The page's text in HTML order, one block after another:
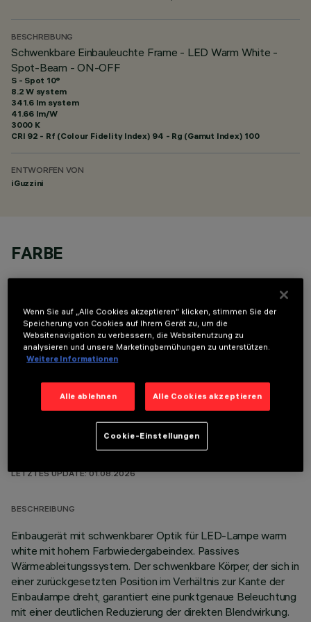
BESCHREIBUNG
Schwenkbare Einbauleuchte Frame - LED Warm White -
Spot-Beam - ON-OFF
S - Spot 10°
8.2 W system
341.6 lm system
41.66 lm/W
3000 K
CRI 92 - Rf (Colour Fidelity Index) 94 - Rg (Gamut Index) 100
ENTWORFEN VON
iGuzzini
FARBE
OPTIONALE KOMPONENTEN
TECHNISCHE DATEN
LETZTES UPDATE: 01.08.2026
BESCHREIBUNG
Einbaugerät mit schwenkbarer Optik für LED-Lampe warm
white mit hohem Farbwiedergabeindex. Passives
Wärmeableitungssystem. Der schwenkbare Körper, der sich in
einer zurückgesetzten Position im Verhältnis zur Kante der
Einbaulampe dreht, garantiert eine punktgenaue Beleuchtung
mit einer deutlichen Reduzierung der direkten Blendwirkung.
Wenn Sie auf „Alle Cookies akzeptieren“ klicken, stimmen Sie der
Speicherung von Cookies auf Ihrem Gerät zu, um die
Websitenavigation zu verbessern, die Websitenutzung zu
analysieren und unsere Marketingbemühungen zu unterstützen.
Weitere Informationen
Alle ablehnen Alle Cookies akzeptieren
Cookie-Einstellungen